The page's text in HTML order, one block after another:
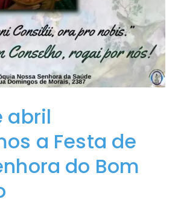
abril
a Festa de
do Bom